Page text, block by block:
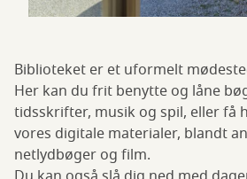
Biblioteket er et uformelt
Her kan du frit benytte og låne
tidsskrifter, musik og spil, eller få
vores digitale materialer, blandt
netlydbøger og film.